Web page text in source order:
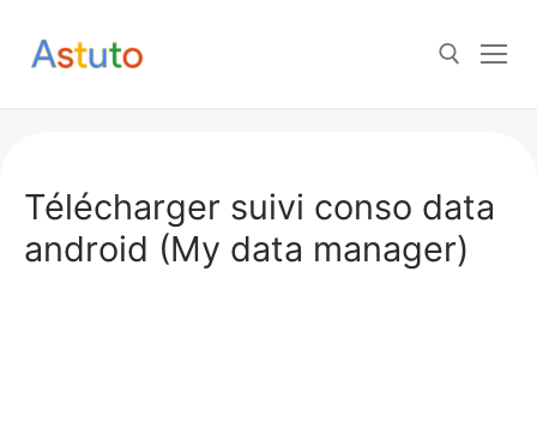
Télécharger suivi conso data
android (My data manager)